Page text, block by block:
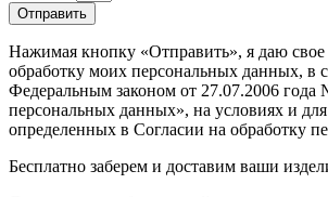
Отправить
Нажимая кнопку «Отправить», я даю свое
обработку моих персональных данных, в
Федеральным законом от 27.07.2006
персональных данных», на условиях и
определенных в Согласии на обработку
Бесплатно заберем и доставим ваши